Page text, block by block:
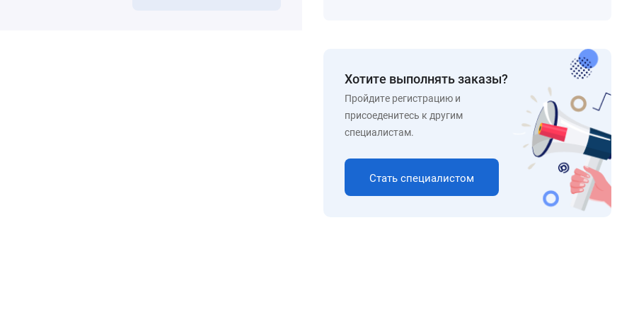
Хотите выполнять заказы?
Пройдите регистрацию и
присоеденитесь к другим
специалистам.
Стать специалистом